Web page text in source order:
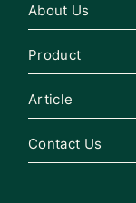
About Us
Product
Article
Contact Us